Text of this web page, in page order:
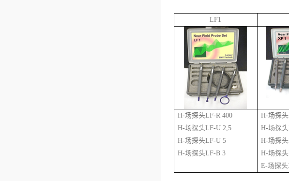
LF1
H-场探头LF-R 400
H-场探头LF-U 2,5
H-场探头LF-U 5
H-场探头LF-B 3
H-场探
H-场探
H-场探
H-场探
E-场探